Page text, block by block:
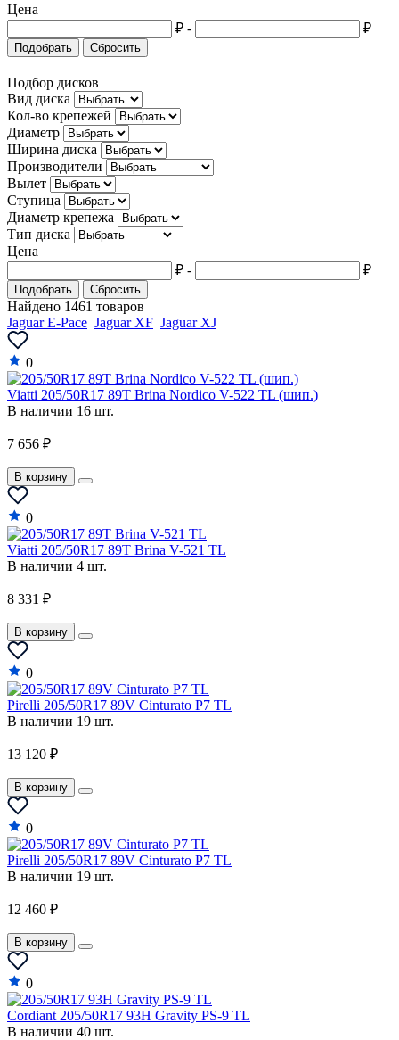
Цена
₽ - ₽
Подобрать Сбросить
Подбор дисков
Вид диска
Кол-во крепежей
Диаметр
Ширина диска
Производители
Вылет
Ступица
Диаметр крепежа
Тип диска
Цена
₽ - ₽
Подобрать Сбросить
Найдено 1461 товаров
Jaguar E-Pace Jaguar XF Jaguar XJ
0
Viatti 205/50R17 89T Brina Nordico V-522 TL (шип.)
В наличии 16 шт.
7 656 ₽
В корзину
0
Viatti 205/50R17 89T Brina V-521 TL
В наличии 4 шт.
8 331 ₽
В корзину
0
Pirelli 205/50R17 89V Cinturato P7 TL
В наличии 19 шт.
13 120 ₽
В корзину
0
Pirelli 205/50R17 89V Cinturato P7 TL
В наличии 19 шт.
12 460 ₽
В корзину
0
Cordiant 205/50R17 93H Gravity PS-9 TL
В наличии 40 шт.